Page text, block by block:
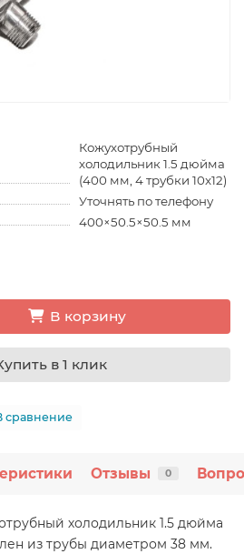
Кожухотрубный
холодильник 1.5 дюйма
(400 мм, 4 трубки 10x12)
Уточнять по телефону
400×50.5×50.5 мм
В корзину
в 1 клик
сравнение
Отзывы 0
холодильник 1.5 дюйма
из трубы диаметром 38 мм.